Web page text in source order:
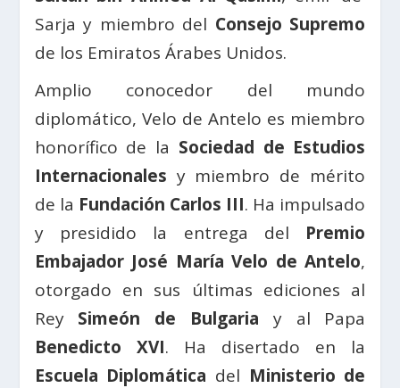
Sarja y miembro del Consejo Supremo
de los Emiratos Árabes Unidos.
Amplio conocedor del mundo
diplomático, Velo de Antelo es miembro
honorífico de la Sociedad de Estudios
Internacionales y miembro de mérito
de la Fundación Carlos III. Ha impulsado
y presidido la entrega del Premio
Embajador José María Velo de Antelo,
otorgado en sus últimas ediciones al
Rey Simeón de Bulgaria y al Papa
Benedicto XVI. Ha disertado en la
Escuela Diplomática del Ministerio de